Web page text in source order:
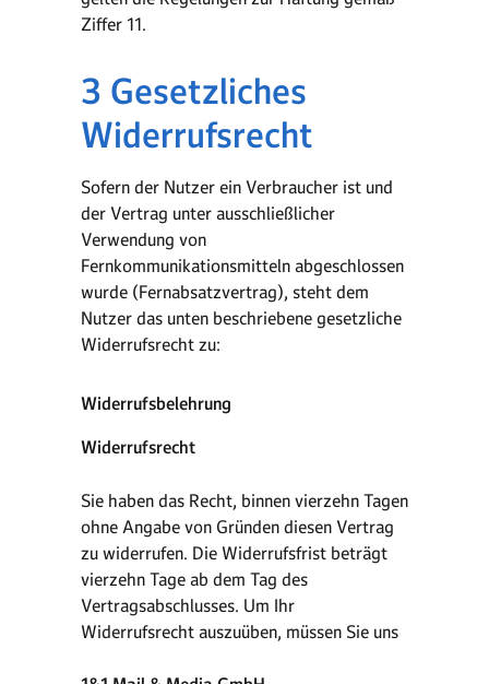
Ziffer 11.
3 Gesetzliches
Widerrufsrecht
Sofern der Nutzer ein Verbraucher ist und
der Vertrag unter ausschließlicher
Verwendung von
Fernkommunikationsmitteln abgeschlossen
wurde (Fernabsatzvertrag), steht dem
Nutzer das unten beschriebene gesetzliche
Widerrufsrecht zu:
Widerrufsbelehrung
Widerrufsrecht
Sie haben das Recht, binnen vierzehn Tagen
ohne Angabe von Gründen diesen Vertrag
zu widerrufen. Die Widerrufsfrist beträgt
vierzehn Tage ab dem Tag des
Vertragsabschlusses. Um Ihr
Widerrufsrecht auszuüben, müssen Sie uns